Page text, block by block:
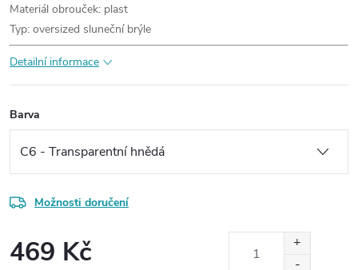
Materiál obrouček: plast
Typ: oversized sluneční brýle
Detailní informace
Barva
Možnosti doručení
469 Kč